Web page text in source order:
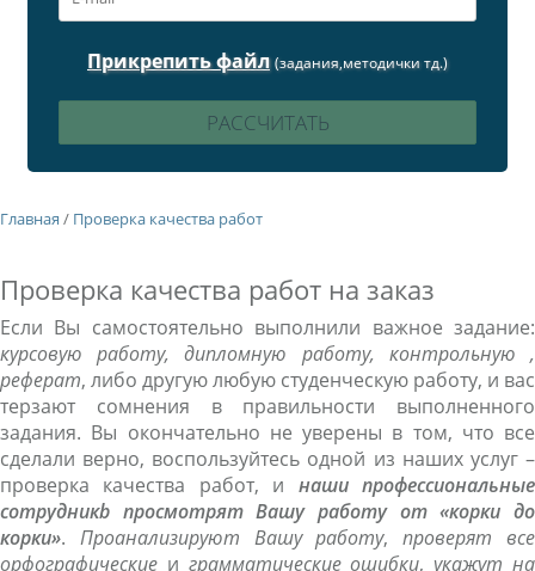
Прикрепить файл (задания,методички тд.)
Главная / Проверка качества работ
Проверка качества работ на заказ
Если Вы самостоятельно выполнили важное задание:
курсовую работу, дипломную работу, контрольную ,
реферат, либо другую любую студенческую работу, и вас
терзают сомнения в правильности выполненного
задания. Вы окончательно не уверены в том, что все
сделали верно, воспользуйтесь одной из наших услуг –
проверка качества работ, и наши профессиональные
сотрудникb просмотрят Вашу работу от «корки до
корки». Проанализируют Вашу работу,проверят все
орфографические и грамматические ошибки,укажут на